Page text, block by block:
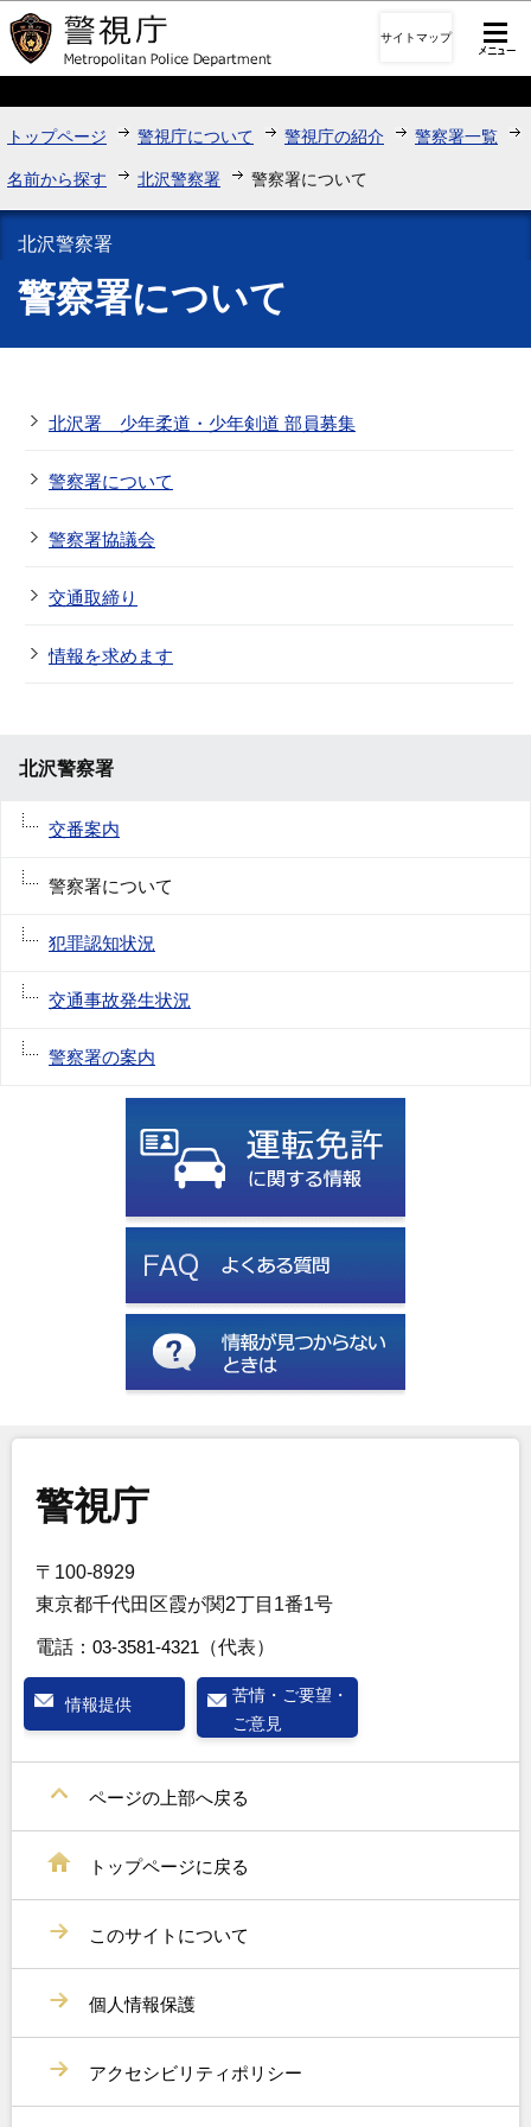
このページの本文へ移動
サイトマップ
トップページ 警視庁について 警視庁の紹介 警察署一覧
名前から探す 北沢警察署 警察署について
北沢警察署
警察署について
北沢署 少年柔道・少年剣道 部員募集
警察署について
警察署協議会
交通取締り
情報を求めます
北沢警察署
交番案内
警察署について
犯罪認知状況
交通事故発生状況
警察署の案内
警視庁
〒100-8929
東京都千代田区霞が関2丁目1番1号
電話： 03-3581-4321 （代表）
情報提供
苦情・ご要望・
ご意見
ページの上部へ戻る
トップページに戻る
このサイトについて
個人情報保護
アクセシビリティポリシー